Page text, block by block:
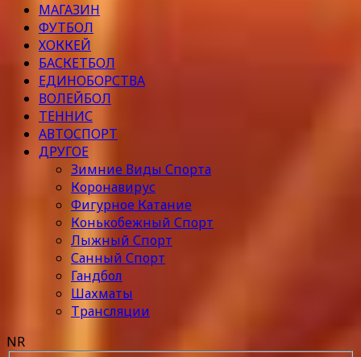
МАГАЗИН
ФУТБОЛ
ХОККЕЙ
БАСКЕТБОЛ
ЕДИНОБОРСТВА
ВОЛЕЙБОЛ
ТЕННИС
АВТОСПОРТ
ДРУГОЕ
Зимние Виды Спорта
Коронавирус
Фигурное Катание
Конькобежный Спорт
Лыжный Спорт
Санный Спорт
Гандбол
Шахматы
Трансляции
NR